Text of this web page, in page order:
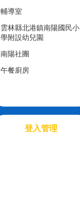
輔導室
雲林縣北港鎮南陽國民小
學附設幼兒園
南陽社團
午餐廚房
登入管理